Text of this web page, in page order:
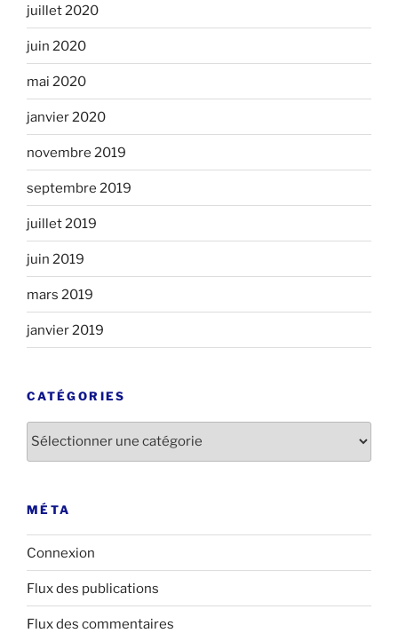
juillet 2020
juin 2020
mai 2020
janvier 2020
novembre 2019
septembre 2019
juillet 2019
juin 2019
mars 2019
janvier 2019
CATÉGORIES
Catégories
MÉTA
Connexion
Flux des publications
Flux des commentaires